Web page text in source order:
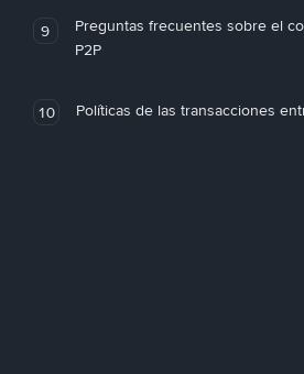
9
Preguntas frecuentes sobre el
P2P
10 Políticas de las transacciones